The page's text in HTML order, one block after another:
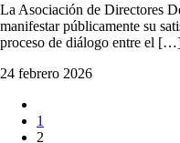
La Asociación de Directores
manifestar públicamente su
proceso de diálogo entre el
24 febrero 2026
1
2